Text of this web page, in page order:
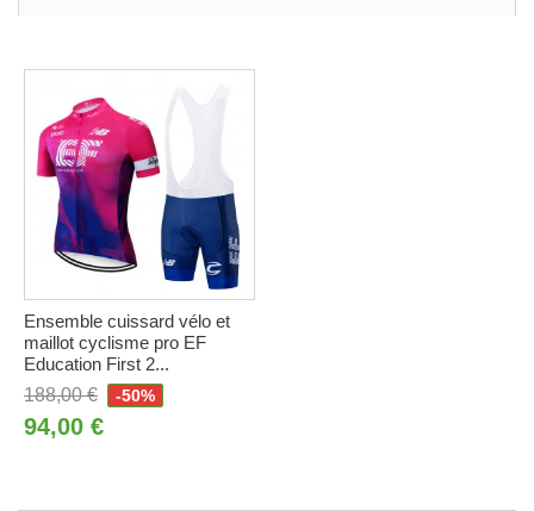
Ensemble cuissard vélo et
maillot cyclisme pro EF
Education First 2...
188,00 €
-50%
94,00 €